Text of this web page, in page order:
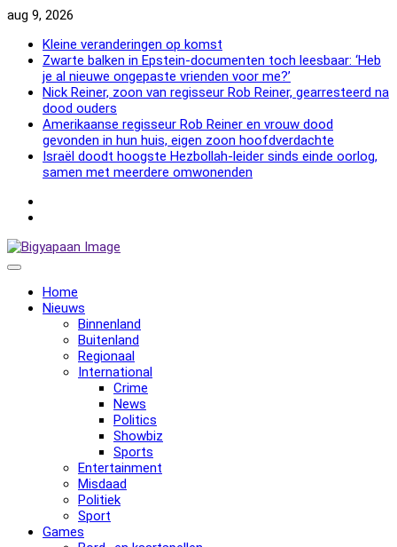
Skip
content
aug 9, 2026
Kleine veranderingen op komst
Zwarte balken in Epstein-documenten toch leesbaar: ‘Heb
je al nieuwe ongepaste vrienden voor me?’
Nick Reiner, zoon van regisseur Rob Reiner, gearresteerd na
dood ouders
Amerikaanse regisseur Rob Reiner en vrouw dood
gevonden in hun huis, eigen zoon hoofdverdachte
Israël doodt hoogste Hezbollah-leider sinds einde oorlog,
samen met meerdere omwonenden
Home
Nieuws
Binnenland
Buitenland
Regionaal
International
Crime
News
Politics
Showbiz
Sports
Entertainment
Misdaad
Politiek
Sport
Games